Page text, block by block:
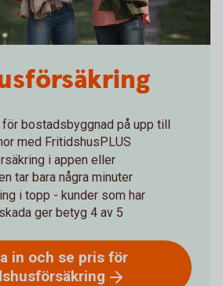
bostadsbyggnad på upp till
med FritidshusPLUS
i appen eller
tar bara några minuter
i topp - kunder som har
ger betyg 4 av 5
in och se pris för